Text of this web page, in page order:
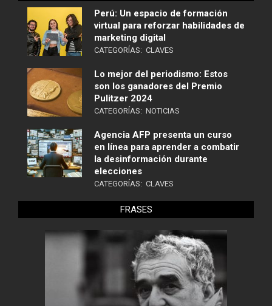
Perú: Un espacio de formación
virtual para reforzar habilidades de
marketing digital
CATEGORÍAS: CLAVES
Lo mejor del periodismo: Estos
son los ganadores del Premio
Pulitzer 2024
CATEGORÍAS: NOTICIAS
Agencia AFP presenta un curso
en línea para aprender a combatir
la desinformación durante
elecciones
CATEGORÍAS: CLAVES
FRASES